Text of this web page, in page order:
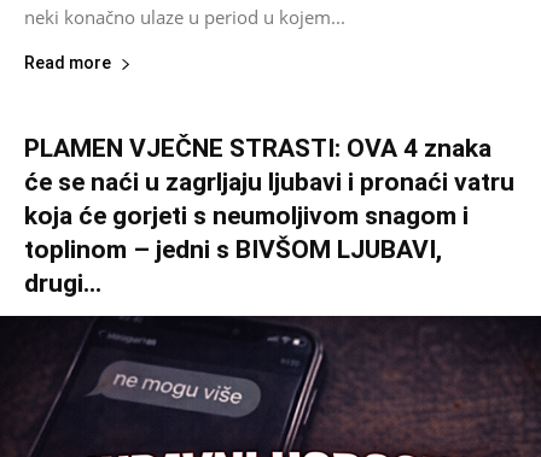
neki konačno ulaze u period u kojem...
Read more
PLAMEN VJEČNE STRASTI: OVA 4 znaka
će se naći u zagrljaju ljubavi i pronaći vatru
koja će gorjeti s neumoljivom snagom i
toplinom – jedni s BIVŠOM LJUBAVI,
drugi...